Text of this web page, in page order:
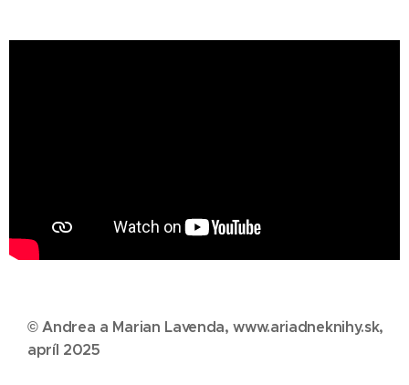
© Andrea a Marian Lavenda, www.ariadneknihy.sk,
apríl 2025